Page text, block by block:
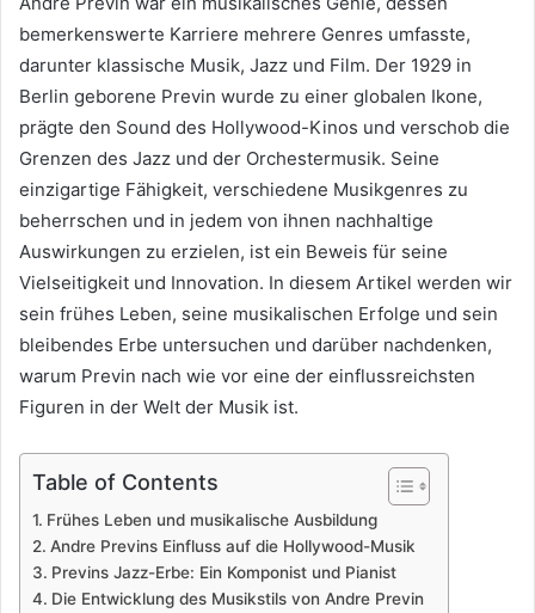
bemerkenswerte Karriere mehrere Genres umfasste,
darunter klassische Musik, Jazz und Film. Der 1929 in
Berlin geborene Previn wurde zu einer globalen Ikone,
prägte den Sound des Hollywood-Kinos und verschob die
Grenzen des Jazz und der Orchestermusik. Seine
einzigartige Fähigkeit, verschiedene Musikgenres zu
beherrschen und in jedem von ihnen nachhaltige
Auswirkungen zu erzielen, ist ein Beweis für seine
Vielseitigkeit und Innovation. In diesem Artikel werden wir
sein frühes Leben, seine musikalischen Erfolge und sein
bleibendes Erbe untersuchen und darüber nachdenken,
warum Previn nach wie vor eine der einflussreichsten
Figuren in der Welt der Musik ist.
Table of Contents
Frühes Leben und musikalische Ausbildung
Andre Previns Einfluss auf die Hollywood-Musik
Previns Jazz-Erbe: Ein Komponist und Pianist
Die Entwicklung des Musikstils von Andre Previn